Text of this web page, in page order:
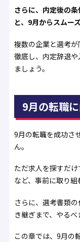
さらに、内定後の
と、9月からスムー
複数の企業と選考
徹底し、内定辞退
ましょう。
9月の転職
9月の転職を成功さ
ん。
ただ求人を探すだ
など、事前に取り組
さらに、選考書類
き継ぎまで、やるべ
この章では、9月の